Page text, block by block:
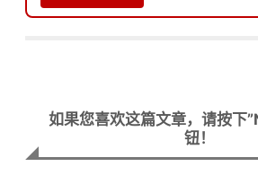
如果您喜欢这篇文章，请按下
钮！